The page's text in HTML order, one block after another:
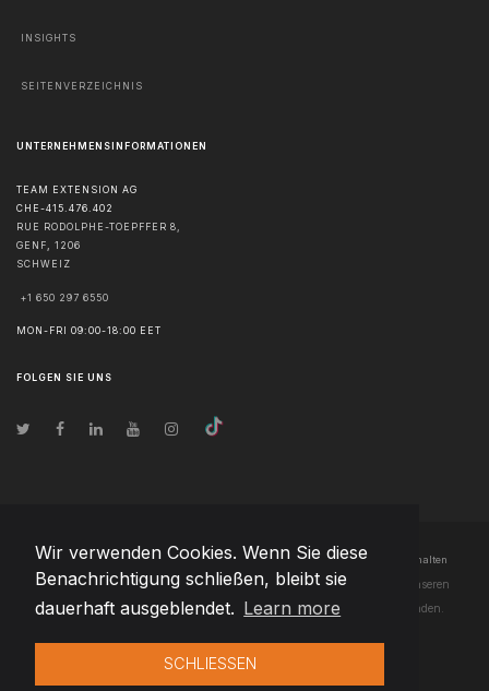
Wir verwenden Cookies. Wenn Sie diese
Benachrichtigung schließen, bleibt sie
dauerhaft ausgeblendet. Learn more
SCHLIESSEN
INSIGHTS
SEITENVERZEICHNIS
UNTERNEHMENSINFORMATIONEN
TEAM EXTENSION AG
CHE-415.476.402
RUE RODOLPHE-TOEPFFER 8,
GENF
1206
SCHWEIZ
+1 650 297 6550
MON-FRI 09:00-18:00 EET
FOLGEN SIE UNS
© Urheberrecht 2026 Team Extension AG Luxembourg- Alle Rechte vorbehalten
Changelog● Durch die Nutzung dieser Website erklären Sie sich mit unseren
Nutzungsbedingungen und unserer Datenschutzerklärung einverstanden.